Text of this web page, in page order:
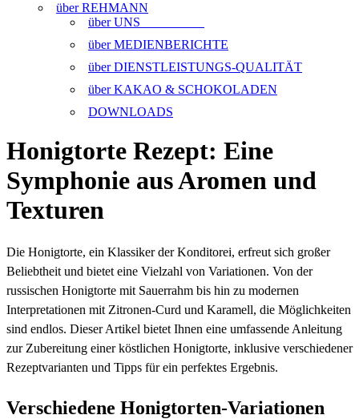
über REHMANN
über UNS
über MEDIENBERICHTE
über DIENSTLEISTUNGS-QUALITÄT
über KAKAO & SCHOKOLADEN
DOWNLOADS
Honigtorte Rezept: Eine
Symphonie aus Aromen und
Texturen
Die Honigtorte, ein Klassiker der Konditorei, erfreut sich großer
Beliebtheit und bietet eine Vielzahl von Variationen. Von der
russischen Honigtorte mit Sauerrahm bis hin zu modernen
Interpretationen mit Zitronen-Curd und Karamell, die Möglichkeiten
sind endlos. Dieser Artikel bietet Ihnen eine umfassende Anleitung
zur Zubereitung einer köstlichen Honigtorte, inklusive verschiedener
Rezeptvarianten und Tipps für ein perfektes Ergebnis.
Verschiedene Honigtorten-Variationen